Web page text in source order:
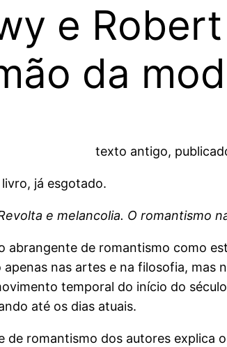
e
da
texto antigo,
já esgotado.
e melancolia. O romantismo
abrangente de romantismo como
nas artes e na filosofia,
temporal do início do
até os dias atuais.
de romantismo dos autores